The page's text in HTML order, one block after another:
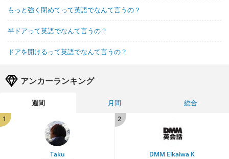
もっと強く閉めてって英語でなんて言うの？
半ドアって英語でなんて言うの？
ドアを開けるって英語でなんて言うの？
アンカーランキング
週間 月間
総合
1
Taku
2
DMM Eikaiwa K